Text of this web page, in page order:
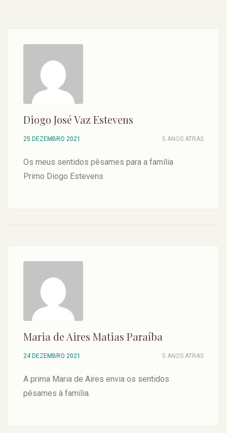
Diogo José Vaz Estevens
25 DEZEMBRO 2021 5 ANOS ATRAS
Os meus sentidos pêsames para a família
Primo Diogo Estevens
Maria de Aires Matias Paraíba
24 DEZEMBRO 2021 5 ANOS ATRAS
A prima Maria de Aires envia os sentidos
pêsames à família.